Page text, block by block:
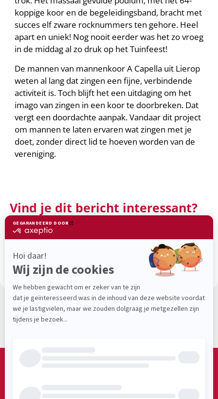
koppige koor en de begeleidingsband, bracht met
succes elf zware rocknummers ten gehore. Heel
apart en uniek! Nog nooit eerder was het zo vroeg
in de middag al zo druk op het Tuinfeest!
De mannen van mannenkoor A Capella uit Lierop
weten al lang dat zingen een fijne, verbindende
activiteit is. Toch blijft het een uitdaging om het
imago van zingen in een koor te doorbreken. Dat
vergt een doordachte aanpak. Vandaar dit project
om mannen te laten ervaren wat zingen met je
doet, zonder direct lid te hoeven worden van de
vereniging.
Vind je dit bericht interessant?
Deel het dan!